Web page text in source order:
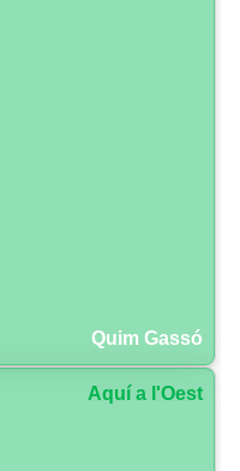
Quim Gassó
Aquí a l'Oest